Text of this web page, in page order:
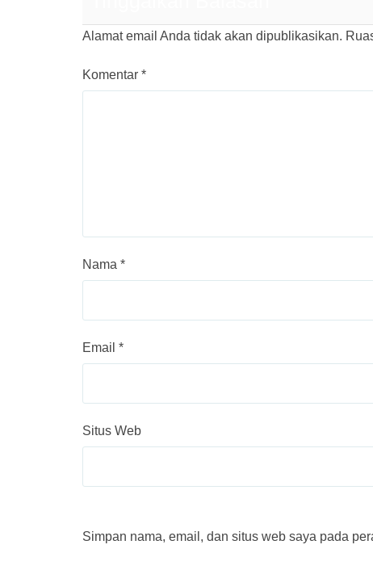
Alamat email Anda tidak akan dipublikasikan.
Komentar *
Nama *
Email *
Situs Web
Simpan nama, email, dan situs web saya pada